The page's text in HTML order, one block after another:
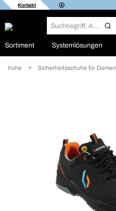
Kontakt
Sortiment Systemlösungen
Sicherheitsschuhe für Damen